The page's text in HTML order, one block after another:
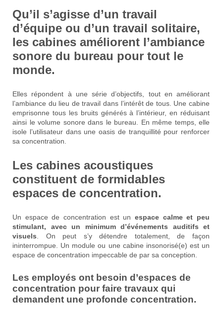
Qu’il s’agisse d’un travail
d’équipe ou d’un travail solitaire,
les cabines améliorent l’ambiance
sonore du bureau pour tout le
monde.
Elles répondent à une série d’objectifs, tout en améliorant
l’ambiance du lieu de travail dans l’intérêt de tous. Une cabine
emprisonne tous les bruits générés à l’intérieur, en réduisant
ainsi le volume sonore dans le bureau. En même temps, elle
isole l’utilisateur dans une oasis de tranquillité pour renforcer
sa concentration.
Les cabines acoustiques
constituent de formidables
espaces de concentration.
Un espace de concentration est un espace calme et peu
stimulant, avec un minimum d’événements auditifs et
visuels. On peut s’y détendre totalement, de façon
ininterrompue. Un module ou une cabine insonorisé(e) est un
espace de concentration impeccable de par sa conception.
Les employés ont besoin d’espaces de
concentration pour faire travaux qui
demandent une profonde concentration.